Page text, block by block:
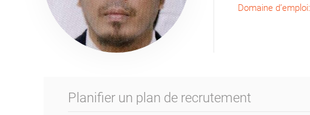
Domaine d’emploi:
Planifier un plan de recrutement